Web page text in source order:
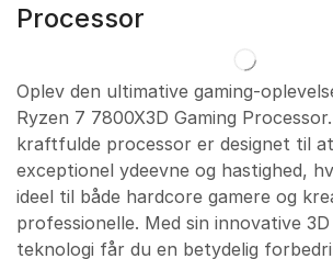
Processor
Oplev den ultimative gaming-
Ryzen 7 7800X3D Gaming
kraftfulde processor er designet til
exceptionel ydeevne og hastighed,
ideel til både hardcore gamere og
professionelle. Med sin innovative
teknologi får du en betydelig